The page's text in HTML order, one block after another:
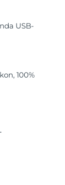
USB-
100%